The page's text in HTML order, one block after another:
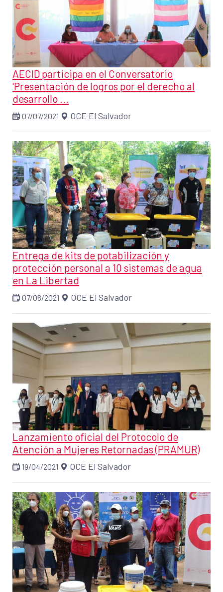
AECID participa en el Conversatorio
'Presentación de logros por el derecho al
desarrollo ...
07/07/2021 OCE El Salvador
Entrega de kits de potabilización y
protección personal a 10 sistemas de agua
en La Libertad
07/06/2021 OCE El Salvador
Lanzamiento oficial del Protocolo de
Atención a Mujeres Retornadas (PRAMUR)
19/04/2021 OCE El Salvador